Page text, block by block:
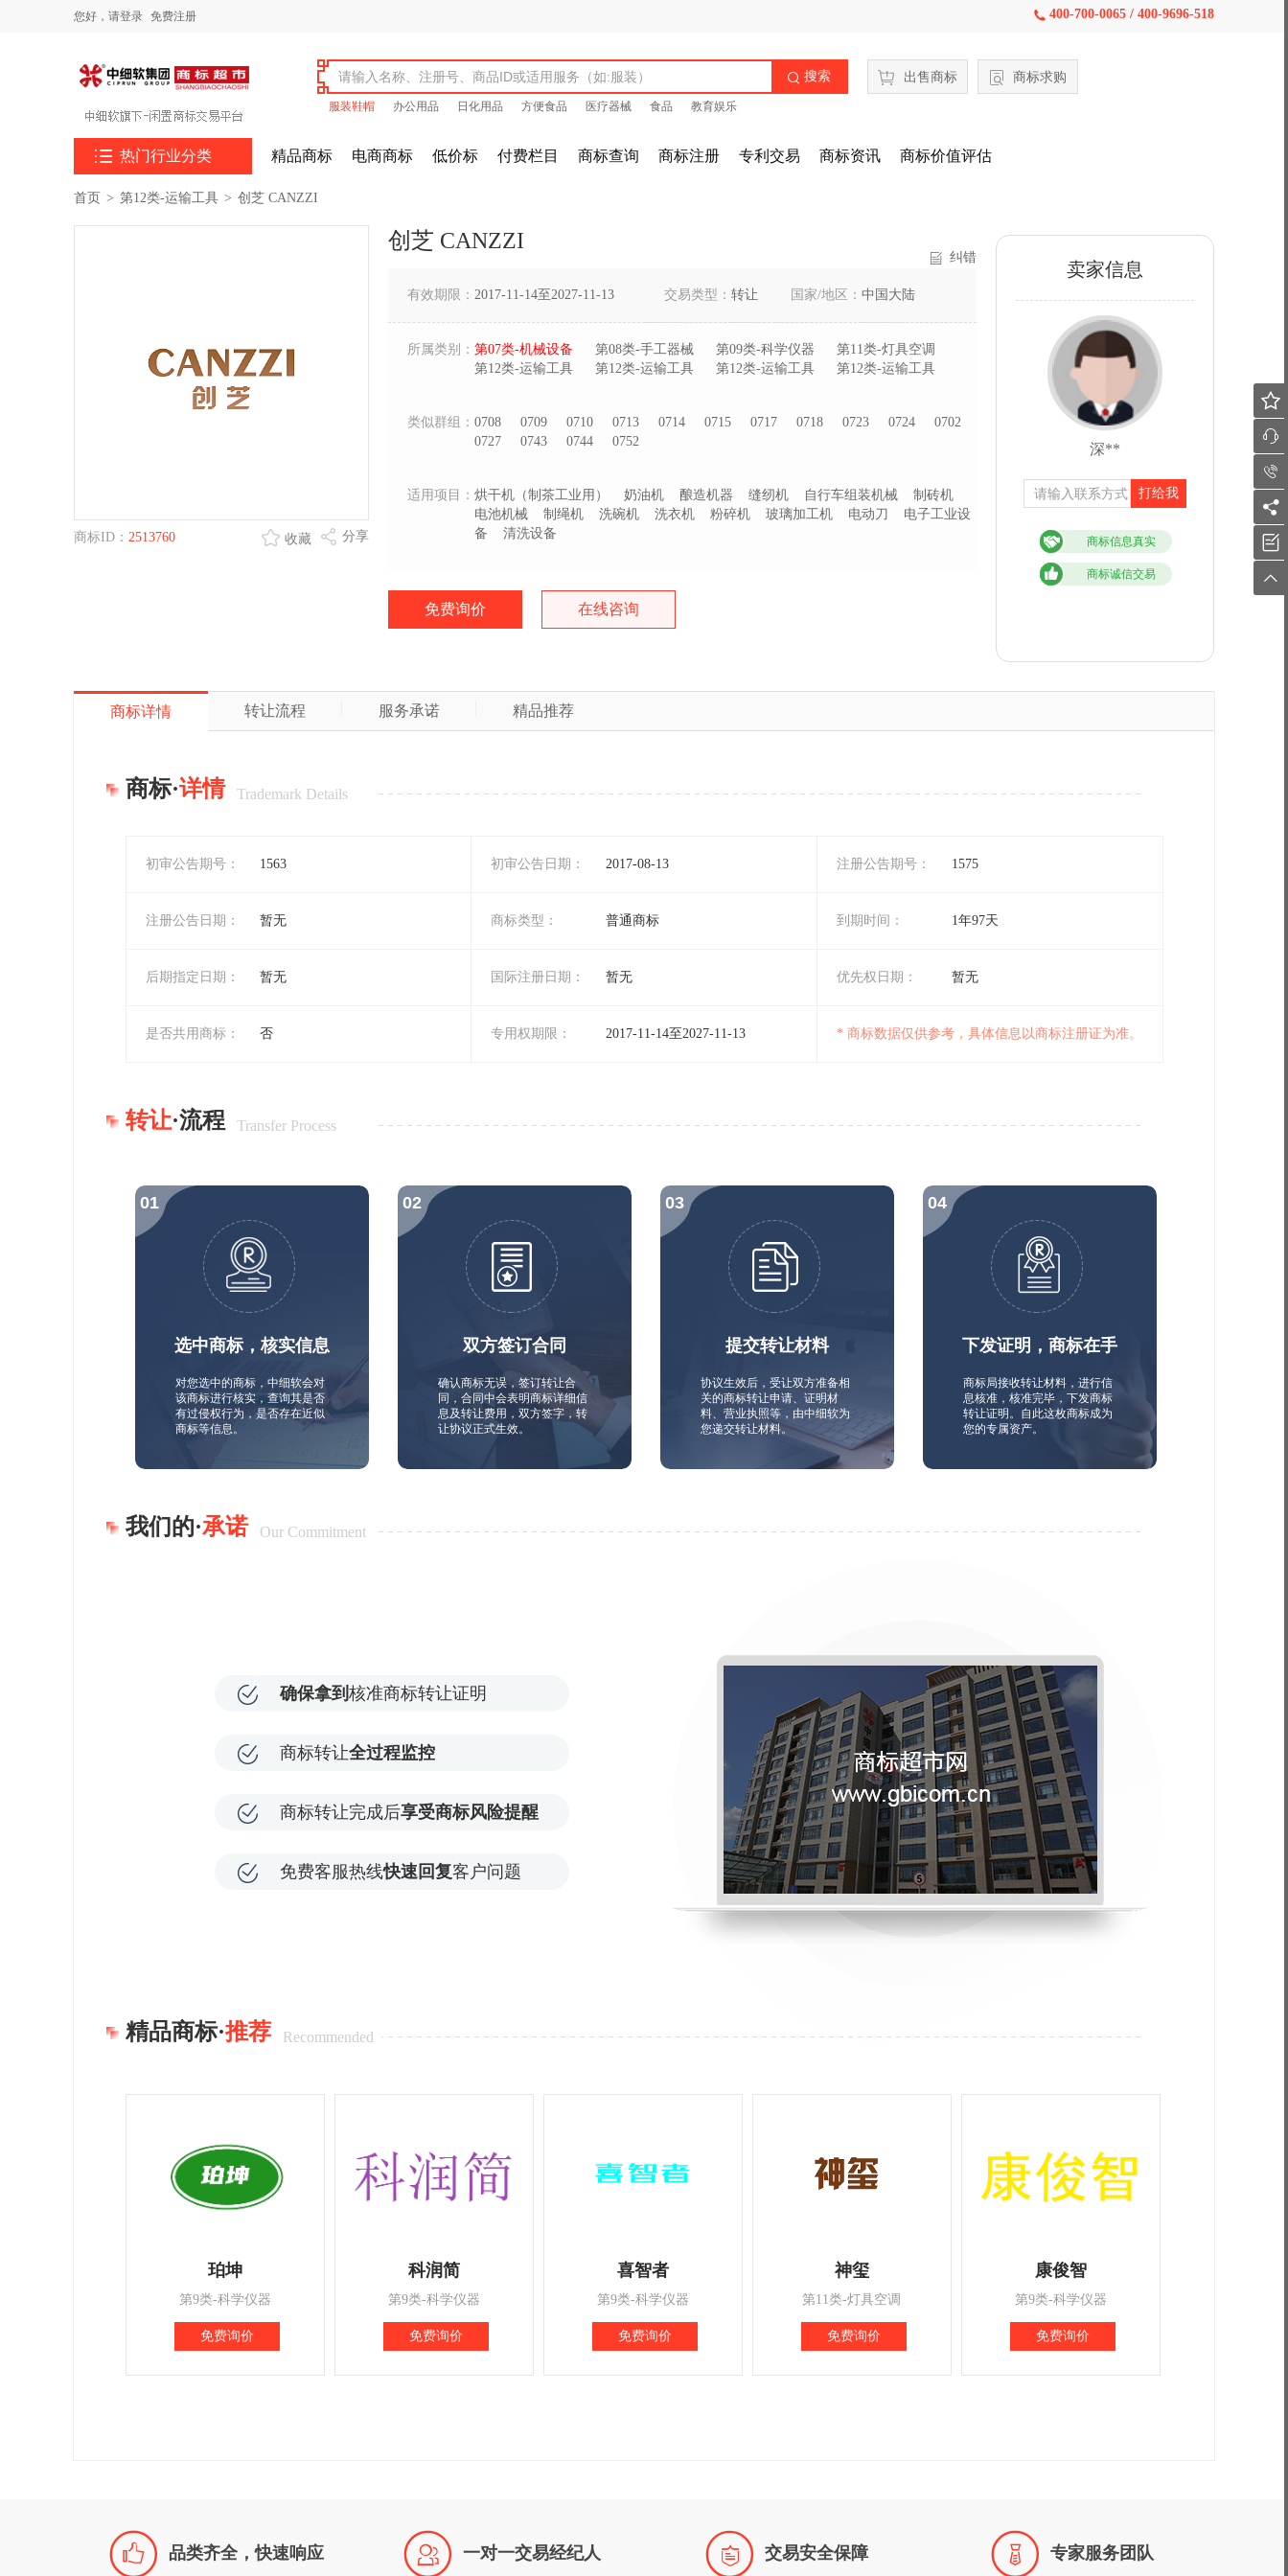
您好， 请登录 免费注册  400-700-0065 / 400-9696-518
 搜索
服装鞋帽 办公用品 日化用品 方便食品 医疗器械 食品 教育娱乐
出售商标 商标求购
 热门行业分类 精品商标 电商商标 低价标 付费栏目 商标查询 商标注册 专利交易 商标资讯 商标价值评估
首页 > 第12类-运输工具 > 创芝 CANZZI
商标ID： 2513760 分享
收藏
创芝 CANZZI
纠错
有效期限： 2017-11-14至2027-11-13 交易类型： 转让 国家/地区： 中国大陆
所属类别： 第07类-机械设备 第08类-手工器械 第09类-科学仪器
第11类-灯具空调
第12类-运输工具
第12类-运输工具 第12类-运输工具 第12类-运输工具
类似群组： 0708 0709 0710 0713 0714 0715 0717 0718 0723 0724
0702
0727
0743 0744 0752
适用项目： 烘干机（制茶工业用） 奶油机 酿造机器 缝纫机 自行车组装机械
制砖机
电池机械
制绳机 洗碗机 洗衣机 粉碎机 玻璃加工机 电动刀
电子工业设
备
清洗设备
免费询价 在线咨询
卖家信息
深**
打给我
商标信息真实
商标诚信交易
商标详情 转让流程 服务承诺 精品推荐
商标·详情 Trademark Details
初审公告期号： 1563 初审公告日期： 2017-08-13 注册公告期号： 1575
注册公告日期： 暂无 商标类型： 普通商标 到期时间： 1年97天
后期指定日期： 暂无 国际注册日期： 暂无 优先权日期： 暂无
是否共用商标： 否 专用权期限： 2017-11-14至2027-11-13 * 商标数据仅供参考，具体信息以商标注册证为准。
转让·流程 Transfer Process
选中商标，核实信息
对您选中的商标，中细软会对
该商标进行核实，查询其是否
有过侵权行为，是否存在近似
商标等信息。
双方签订合同
确认商标无误，签订转让合
同，合同中会表明商标详细信
息及转让费用，双方签字，转
让协议正式生效。
提交转让材料
协议生效后，受让双方准备相
关的商标转让申请、证明材
料、营业执照等，由中细软为
您递交转让材料。
下发证明，商标在手
商标局接收转让材料，进行信
息核准，核准完毕，下发商标
转让证明。自此这枚商标成为
您的专属资产。
我们的·承诺 Our Commitment
确保拿到 核准商标转让证明
商标转让全过程监控
商标转让完成后享受商标风险提醒
免费客服热线快速回复客户问题
精品商标·推荐 Recommended
珀坤
第9类-科学仪器
免费询价
科润简
第9类-科学仪器
免费询价
喜智者
第9类-科学仪器
免费询价
神玺
第11类-灯具空调
免费询价
康俊智
第9类-科学仪器
免费询价
 品类齐全，快速响应  一对一交易经纪人  交易安全保障  专家服务团队





